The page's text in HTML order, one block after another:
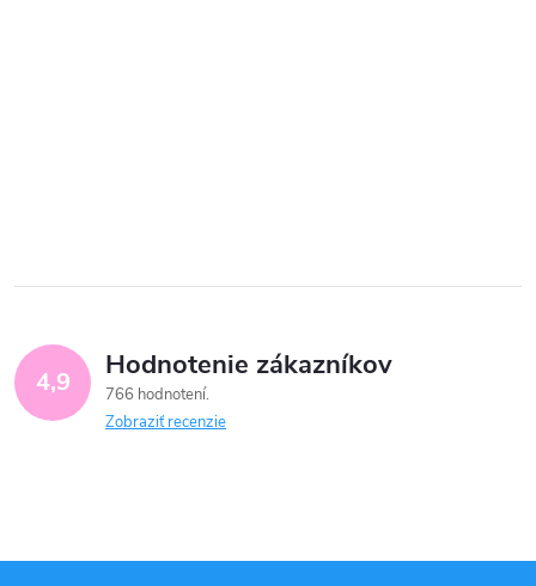
4,9 Hodnotenie zákazníkov
766 hodnotení
Zobraziť recenzie